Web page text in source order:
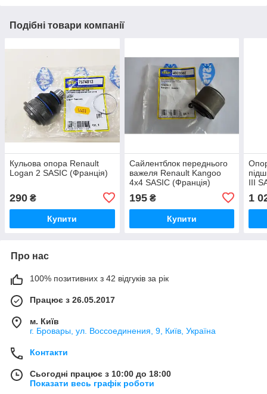
Подібні товари компанії
Кульова опора Renault
Logan 2 SASIC (Франція)
290 ₴
Купити
Сайлентблок переднього
важеля Renault Kangoo
4x4 SASIC (Франція)
195₴
Купити
III
1
Про нас
100% позитивних з 42 відгуків за рік
Працює з 26.05.2017
м. Київ
г. Бровары, ул. Воссоединения, 9, Київ, Україна
Контакти
Сьогодні працює з 10:00 до 18:00
Показати весь графік роботи